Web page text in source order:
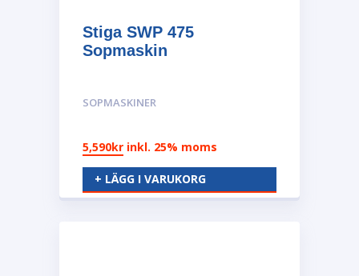
Stiga SWP 475
Sopmaskin
SOPMASKINER
5,590kr inkl. 25% moms
+ LÄGG I VARUKORG